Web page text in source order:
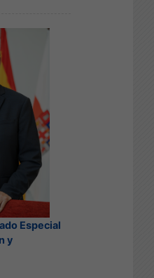
Especial
y